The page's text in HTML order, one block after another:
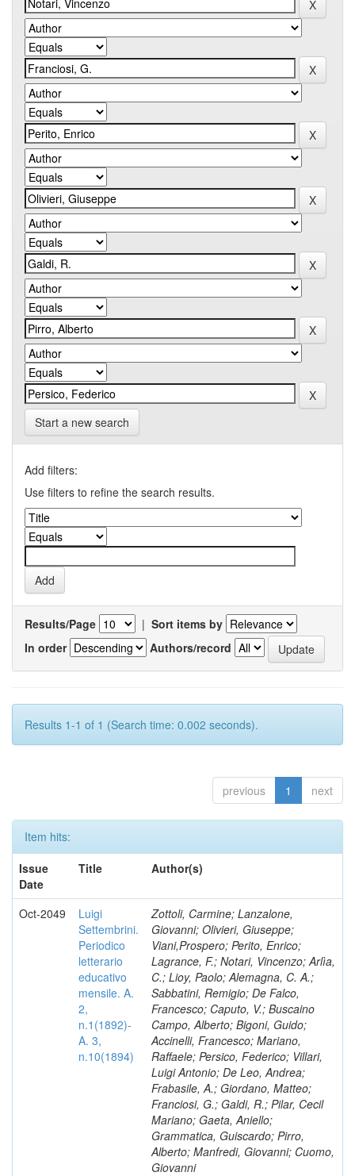
Start a new search
Add filters:
Use filters to refine the search results.
Results/Page | Sort items by
In order
Authors/record
Results 1-1 of 1 (Search time: 0.002 seconds).
previous 1 next
Item hits:
Issue
Date
Title Author(s)
Oct-2049
Luigi
Settembrini.
Periodico
letterario
educativo
mensile. A.
2,
n.1(1892)-
A. 3,
n.10(1894)
Zottoli, Carmine; Lanzalone,
Giovanni; Olivieri, Giuseppe;
Viani,Prospero; Perito, Enrico;
Lagrance, F.; Notari, Vincenzo; Arlìa,
C.; Lioy, Paolo; Alemagna, C. A.;
Sabbatini, Remigio; De Falco,
Francesco; Caputo, V.; Buscaino
Campo, Alberto; Bigoni, Guido;
Accinelli, Francesco; Mariano,
Raffaele; Persico, Federico; Villari,
Luigi Antonio; De Leo, Andrea;
Frabasile, A.; Giordano, Matteo;
Franciosi, G.; Galdi, R.; Pilar, Cecil
Mariano; Gaeta, Aniello;
Grammatica, Guiscardo; Pirro,
Alberto; Manfredi, Giovanni; Cuomo,
Giovanni